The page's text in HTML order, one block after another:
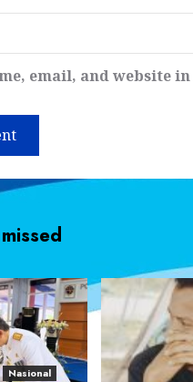
email, and website
Nasional